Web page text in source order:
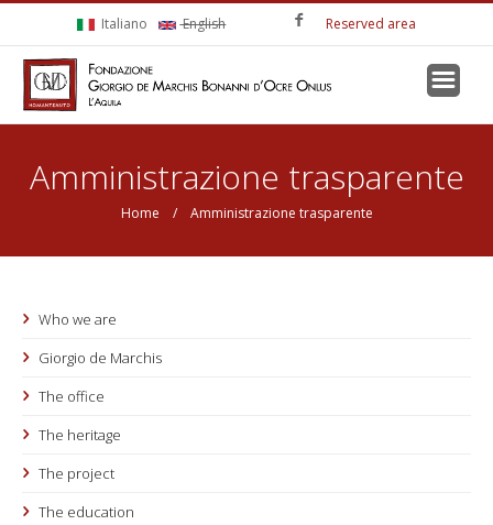
Italiano English Reserved area
Amministrazione trasparente
You are here
Home / Amministrazione trasparente
Who we are
Giorgio de Marchis
The office
The heritage
The project
The education